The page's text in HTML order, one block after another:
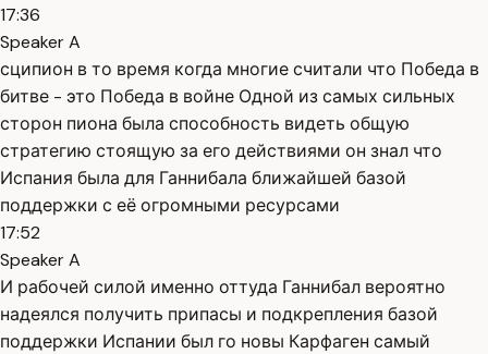
17:36
Speaker A
сципион в то время когда многие считали что Победа в
битве - это Победа в войне Одной из самых сильных
сторон пиона была способность видеть общую
стратегию стоящую за его действиями он знал что
Испания была для Ганнибала ближайшей базой
поддержки с её огромными ресурсами
17:52
Speaker A
И рабочей силой именно оттуда Ганнибал вероятно
надеялся получить припасы и подкрепления базой
поддержки Испании был го новы Карфаген самый